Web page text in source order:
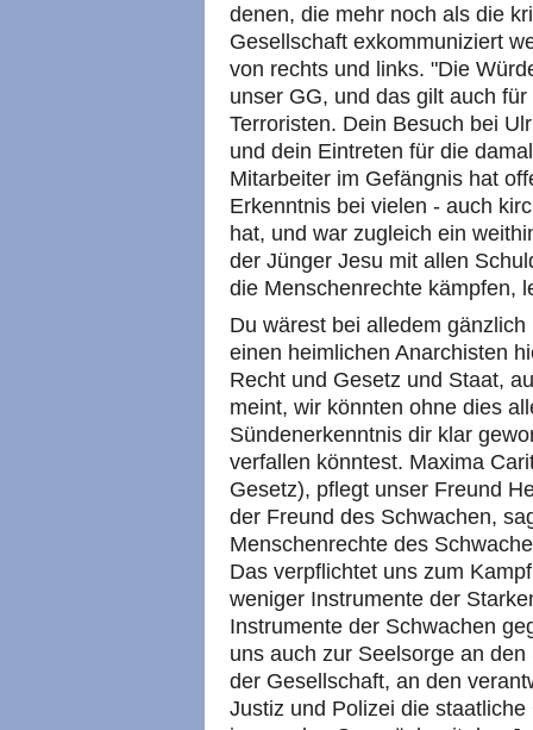
denen, die mehr noch als die
Gesellschaft exkommuniziert
von rechts und links. "Die
unser GG, und das gilt auch
Terroristen. Dein Besuch bei
und dein Eintreten für die
Mitarbeiter im Gefängnis hat
Erkenntnis bei vielen - auch
hat, und war zugleich ein
der Jünger Jesu mit allen
die Menschenrechte kämpfen,
Du wärest bei alledem
einen heimlichen Anarchisten
Recht und Gesetz und Staat,
meint, wir könnten ohne dies
Sündenerkenntnis dir klar
verfallen könntest. Maxima
Gesetz), pflegt unser Freund
der Freund des Schwachen,
Menschenrechte des
Das verpflichtet uns zum
weniger Instrumente der
Instrumente der Schwachen
uns auch zur Seelsorge an
der Gesellschaft, an den
Justiz und Polizei die